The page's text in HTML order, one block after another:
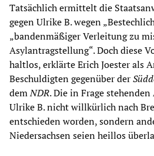
Tatsächlich ermittelt die
gegen Ulrike B. wegen
„bandenmäßiger Verleitung zu
Asylantragstellung“. Doch diese
haltlos, erklärte Erich Joester als
Beschuldigten gegenüber der
demNDR. Die in Frage
Ulrike B. nicht willkürlich nach
entschieden worden, sondern
Niedersachsen seien heillos